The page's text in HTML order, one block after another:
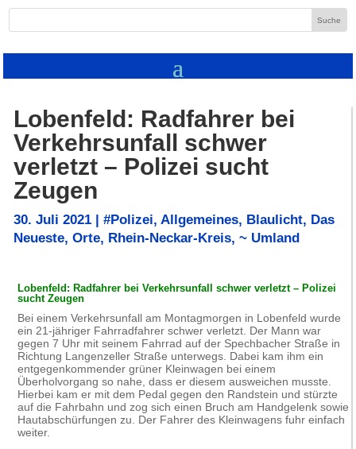
Lobenfeld: Radfahrer bei
Verkehrsunfall schwer
verletzt – Polizei sucht
Zeugen
30. Juli 2021 | #Polizei, Allgemeines, Blaulicht, Das
Neueste, Orte, Rhein-Neckar-Kreis, ~ Umland
Lobenfeld: Radfahrer bei Verkehrsunfall schwer verletzt – Polizei
sucht Zeugen
Bei einem Verkehrsunfall am Montagmorgen in Lobenfeld wurde
ein 21-jähriger Fahrradfahrer schwer verletzt. Der Mann war
gegen 7 Uhr mit seinem Fahrrad auf der Spechbacher Straße in
Richtung Langenzeller Straße unterwegs. Dabei kam ihm ein
entgegenkommender grüner Kleinwagen bei einem
Überholvorgang so nahe, dass er diesem ausweichen musste.
Hierbei kam er mit dem Pedal gegen den Randstein und stürzte
auf die Fahrbahn und zog sich einen Bruch am Handgelenk sowie
Hautabschürfungen zu. Der Fahrer des Kleinwagens fuhr einfach
weiter.